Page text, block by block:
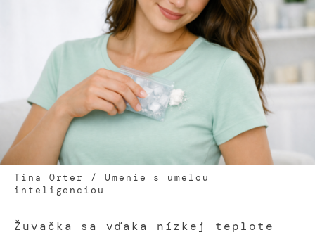
Tina Orter / Umenie s umelou
inteligenciou
Žuvačka sa vďaka nízkej teplote